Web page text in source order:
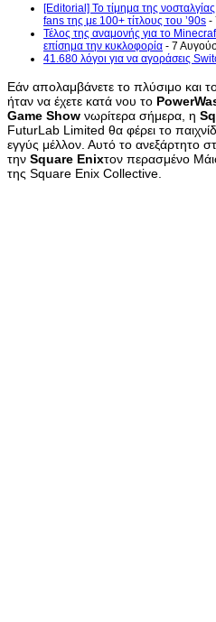
[Editorial] Το τίμημα της
fans της με 100+ τίτλους του ’90s -
Τέλος της αναμονής για το
επίσημα την κυκλοφορία - 7
41.680 λόγοι για να αγοράσεις
Εάν απολαμβάνετε το πλύσιμο και
ήταν να έχετε κατά νου το
Game Show νωρίτερα σήμερα, η
FuturLab Limited θα φέρει το
εγγύς μέλλον. Αυτό το ανεξάρτητο
την Square Enixτον περασμένο
της Square Enix Collective.